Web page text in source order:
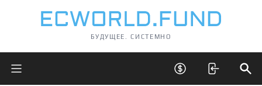
БУДУЩЕЕ. СИСТЕМНО
Открыть главное меню Открыть скрытые